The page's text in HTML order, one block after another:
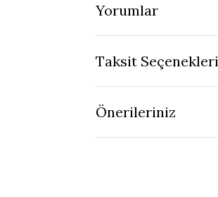
Yorumlar
Taksit Seçenekleri
Önerileriniz